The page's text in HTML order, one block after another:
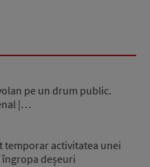
pe un drum public.
|…
temporar activitatea unei
deșeuri